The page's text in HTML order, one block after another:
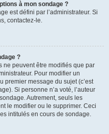
à mon sondage ?
est défini par l’administrateur. Si
contactez-le.
?
ne peuvent être modifiés que par
Pour modifier un
premier message du sujet (c’est
Si personne n’a voté, l’auteur
Autrement, seuls les
le modifier ou le supprimer. Ceci
intitulés en cours de sondage.